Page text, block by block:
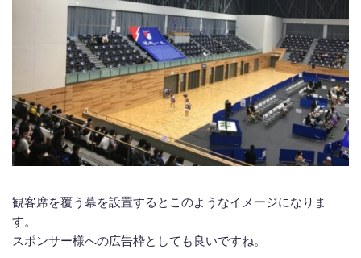
観客席を覆う幕を設置するとこのようなイメージになりま
す。
スポンサー様への広告枠としても良いですね。